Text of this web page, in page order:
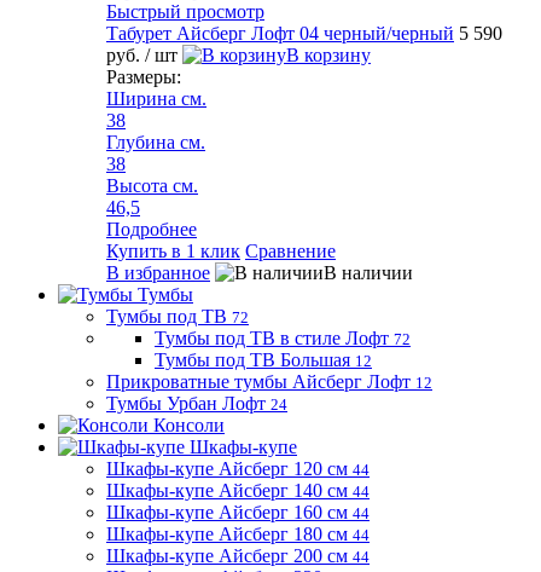
Быстрый просмотр
Табурет Айсберг Лофт 04 черный/черный 5 590
руб. / шт
В корзину
Размеры:
Ширина см.
38
Глубина см.
38
Высота см.
46,5
Подробнее
Купить в 1 клик Сравнение
В избранное
В наличии
Тумбы
Тумбы под ТВ 72
Тумбы под ТВ в стиле Лофт 72
Тумбы под ТВ Большая 12
Прикроватные тумбы Айсберг Лофт 12
Тумбы Урбан Лофт 24
Консоли
Шкафы-купе
Шкафы-купе Айсберг 120 см 44
Шкафы-купе Айсберг 140 см 44
Шкафы-купе Айсберг 160 см 44
Шкафы-купе Айсберг 180 см 44
Шкафы-купе Айсберг 200 см 44